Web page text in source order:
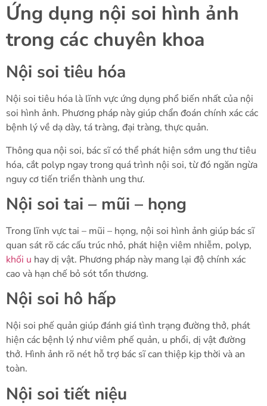
Ứng dụng nội soi hình ảnh
trong các chuyên khoa
Nội soi tiêu hóa
Nội soi tiêu hóa là lĩnh vực ứng dụng phổ biến nhất của nội
soi hình ảnh. Phương pháp này giúp chẩn đoán chính xác các
bệnh lý về dạ dày, tá tràng, đại tràng, thực quản.
Thông qua nội soi, bác sĩ có thể phát hiện sớm ung thư tiêu
hóa, cắt polyp ngay trong quá trình nội soi, từ đó ngăn ngừa
nguy cơ tiến triển thành ung thư.
Nội soi tai – mũi – họng
Trong lĩnh vực tai – mũi – họng, nội soi hình ảnh giúp bác sĩ
quan sát rõ các cấu trúc nhỏ, phát hiện viêm nhiễm, polyp,
khối u hay dị vật. Phương pháp này mang lại độ chính xác
cao và hạn chế bỏ sót tổn thương.
Nội soi hô hấp
Nội soi phế quản giúp đánh giá tình trạng đường thở, phát
hiện các bệnh lý như viêm phế quản, u phổi, dị vật đường
thở. Hình ảnh rõ nét hỗ trợ bác sĩ can thiệp kịp thời và an
toàn.
Nội soi tiết niệu